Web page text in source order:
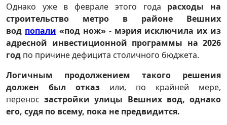
Однако уже в феврале этого года расходы на
строительство метро в районе Вешних
вод попали «под нож» - мэрия исключила их из
адресной инвестиционной программы на 2026
год по причине дефицита столичного бюджета.
Логичным продолжением такого решения
должен был отказ или, по крайней мере,
переносзастройки улицы Вешних вод, однако
его, судя по всему, пока не предвидится.